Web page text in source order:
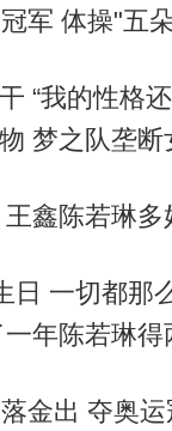
军 体操"五
“我的性格
梦之队垄断
鑫陈若琳多
日 一切都那
年陈若琳
金出 夺奥